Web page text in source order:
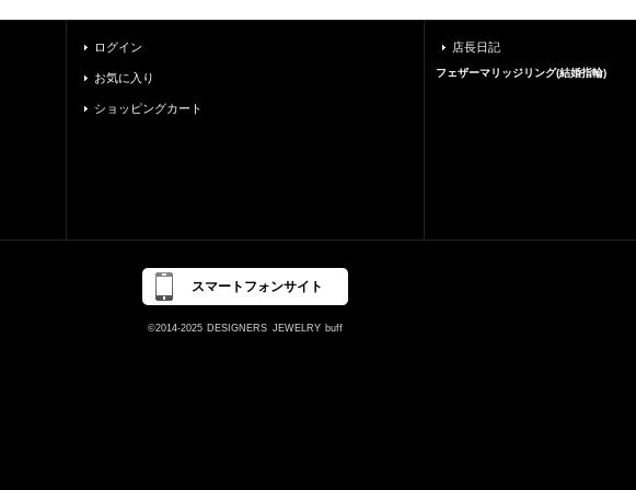
ログイン
お気に入り
ショッピングカート
店長日記
フェザーマリッジリング(結婚指輪)
スマートフォンサイト
©2014-2025 DESIGNERS JEWELRY buff